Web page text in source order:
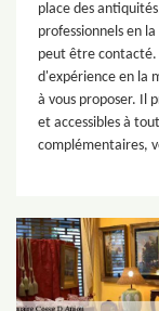
place des
professionnels en
peut être contacté.
d'expérience en la
à vous proposer. Il
et accessibles à
complémentaires,